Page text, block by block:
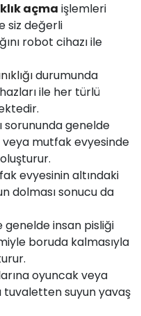
açma işlemleri
siz değerli
robot cihazı ile
durumunda
ile her türlü
sorununda genelde
mutfak evyesinde
evyesinin altındaki
dolması sonucu da
genelde insan pisliği
boruda kalmasıyla
oyuncak veya
tuvaletten suyun yavaş